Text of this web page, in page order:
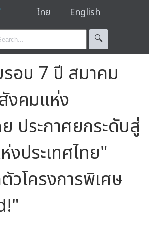
ไทย English
🔍︎
อบ 7 ปี สมาคม
งคมแห่ง
ย ประกาศยกระดับสู่
ประเทศไทย"
วโครงการพิเศษ